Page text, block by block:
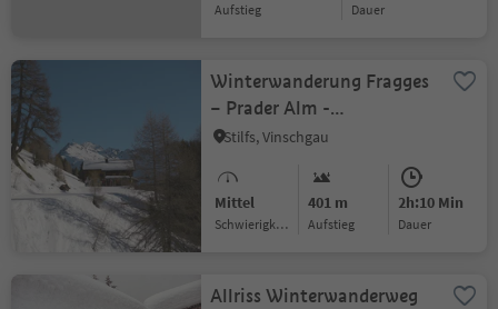
Aufstieg Dauer
Winterwanderung Fragges
– Prader Alm -
Furkelhütte
Stilfs, Vinschgau
Mittel
Schwierigkeitsgrad
401 m
Aufstieg
2h:10 Min
Dauer
Allriss Winterwanderweg